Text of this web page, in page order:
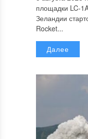
площадки LC-
Зеландии
Rocket...
Далее